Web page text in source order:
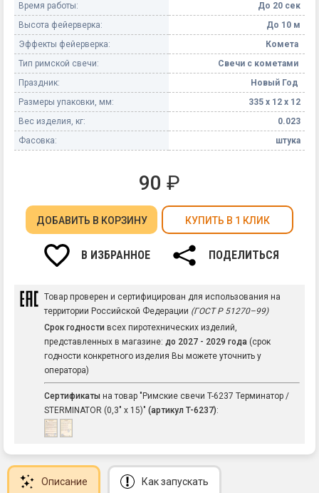
Время работы:
До 20 сек
Высота фейерверка:
До 10 м
Эффекты фейерверка:
Комета
Тип римской свечи:
Свечи с кометами
Праздник:
Новый Год
Размеры упаковки, мм:
335 х 12 х 12
Вес изделия, кг:
0.023
Фасовка:
штука
90 ₽
ДОБАВИТЬ В КОРЗИНУ КУПИТЬ В 1 КЛИК
В ИЗБРАННОЕ ПОДЕЛИТЬСЯ
Товар проверен и сертифицирован для использования на
территории Российской Федерации (ГОСТ Р 51270–99)
Срок годности всех пиротехнических изделий,
представленных в магазине: до 2027 - 2029 года (срок
годности конкретного изделия Вы можете уточнить у
оператора)
Сертификаты на товар "Римские свечи T-6237 Терминатор /
STERMINATOR (0,3" х 15)" (артикул T-6237):
Описание Как запускать